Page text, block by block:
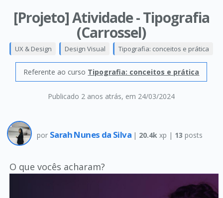
[Projeto] Atividade - Tipografia
(Carrossel)
Publicado 2 anos atrás, em 24/03/2024
UX & Design Design Visual Tipografia: conceitos e prática
Referente ao curso Tipografia: conceitos e prática
por Sarah Nunes da Silva | 20.4k xp | 13 posts
O que vocês acharam?